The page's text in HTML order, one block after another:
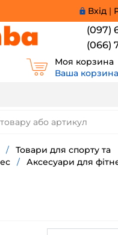
Вхід |
(097)
(066)
Моя корзина
Ваша
/
Товари для спорту та
/ Аксесуари для